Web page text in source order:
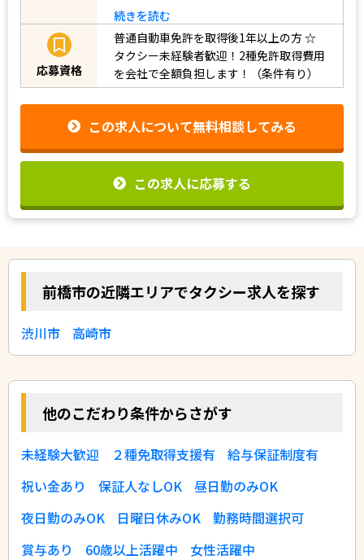
続きを読む
応募資格
普通自動車免許を取得後1年以上の方☆
タクシー未経験者歓迎！2種免許取得費用
を会社で全額負担します！（条件有り）
この求人について無料相談してみる
この求人に応募する
前橋市の近隣エリアでタクシー求人を探す
渋川市 高崎市
他のこだわり条件からさがす
未経験大歓迎 ２種免取得支援有
給与保証制度有
祝い金あり
保証人なしOK
昼日勤のみOK
夜日勤のみOK
日曜日休みOK
勤務時間選択可
賞与あり
60歳以上活躍中
女性活躍中